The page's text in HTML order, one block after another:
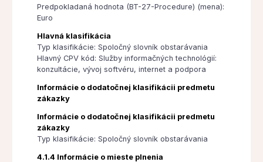
Predpokladaná hodnota (BT-27-Procedure) (mena):
Euro
Hlavná klasifikácia
Typ klasifikácie: Spoločný slovník obstarávania
Hlavný CPV kód: Služby informačných technológií:
konzultácie, vývoj softvéru, internet a podpora
Informácie o dodatočnej klasifikácii predmetu
zákazky
Informácie o dodatočnej klasifikácii predmetu
zákazky
Typ klasifikácie: Spoločný slovník obstarávania
4.1.4 Informácie o mieste plnenia